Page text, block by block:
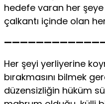
hedefe varan her şeye
çalkantı içinde olan
Her şeyi yerliyerine
bırakmasını bilmek
düzensizliğin hüküm